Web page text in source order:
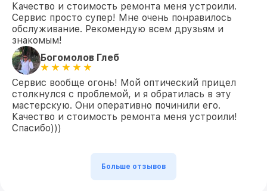
Качество и стоимость ремонта меня устроили.
Сервис просто супер! Мне очень понравилось
обслуживание. Рекомендую всем друзьям и
знакомым!
Богомолов Глеб
Сервис вообще огонь! Мой оптический прицел
столкнулся с проблемой, и я обратилась в эту
мастерскую. Они оперативно починили его.
Качество и стоимость ремонта меня устроили!
Спасибо)))
Больше отзывов